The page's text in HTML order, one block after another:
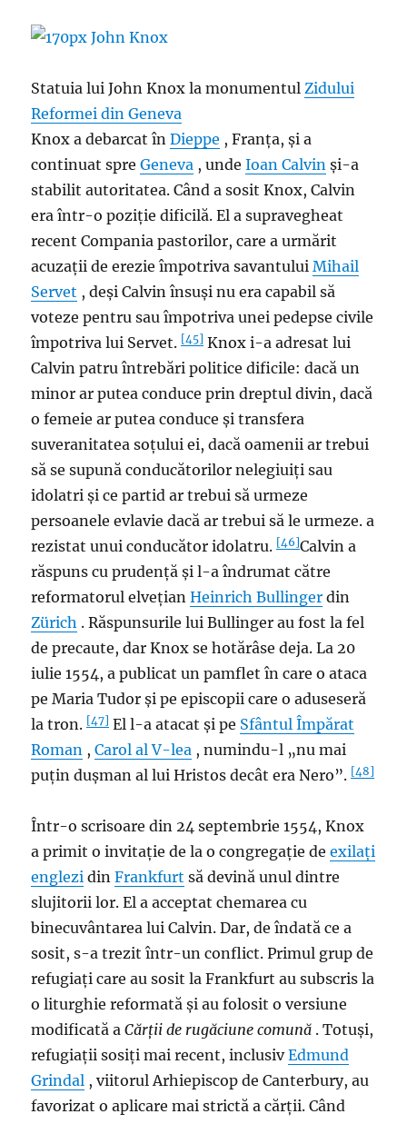
Statuia lui John Knox la monumentulZidului
Reformei dinGeneva
Knox a debarcat înDieppe , Franța, și a
continuat spreGeneva , undeIoan Calvin și-a
stabilit autoritatea. Când a sosit Knox, Calvin
era într-o poziție dificilă. El a supravegheat
recent Compania pastorilor, care a urmărit
acuzații de erezie împotriva savantuluiMihail
Servet , deși Calvin însuși nu era capabil să
voteze pentru sau împotriva unei pedepse civile
împotriva lui Servet.[45] Knox i-a adresat lui
Calvin patru întrebări politice dificile: dacă un
minor ar putea conduce prin dreptul divin, dacă
o femeie ar putea conduce și transfera
suveranitatea soțului ei, dacă oamenii ar trebui
să se supună conducătorilor nelegiuiți sau
idolatri și ce partid ar trebui să urmeze
persoanele evlavie dacă ar trebui să le urmeze. a
rezistat unui conducător idolatru.[46]Calvin a
răspuns cu prudență și l-a îndrumat către
reformatorul elvețianHeinrich Bullinger din
Zürich . Răspunsurile lui Bullinger au fost la fel
de precaute, dar Knox se hotărâse deja. La 20
iulie 1554, a publicat un pamflet în care o ataca
pe Maria Tudor și pe episcopii care o aduseseră
la tron.[47] El l-a atacat și pe Sfântul Împărat
Roman ,Carol al V-lea , numindu-l „nu mai
puțin dușman al lui Hristos decât era Nero”.[48]
Într-o scrisoare din 24 septembrie 1554, Knox
a primit o invitație de la o congregație deexilați
englezi dinFrankfurt să devină unul dintre
slujitorii lor. El a acceptat chemarea cu
binecuvântarea lui Calvin. Dar, de îndată ce a
sosit, s-a trezit într-un conflict. Primul grup de
refugiați care au sosit la Frankfurt au subscris la
o liturghie reformată și au folosit o versiune
modificată aCărții de rugăciune comună . Totuși,
refugiații sosiți mai recent, inclusivEdmund
Grindal , viitorul Arhiepiscop de Canterbury, au
favorizat o aplicare mai strictă a cărții. Când